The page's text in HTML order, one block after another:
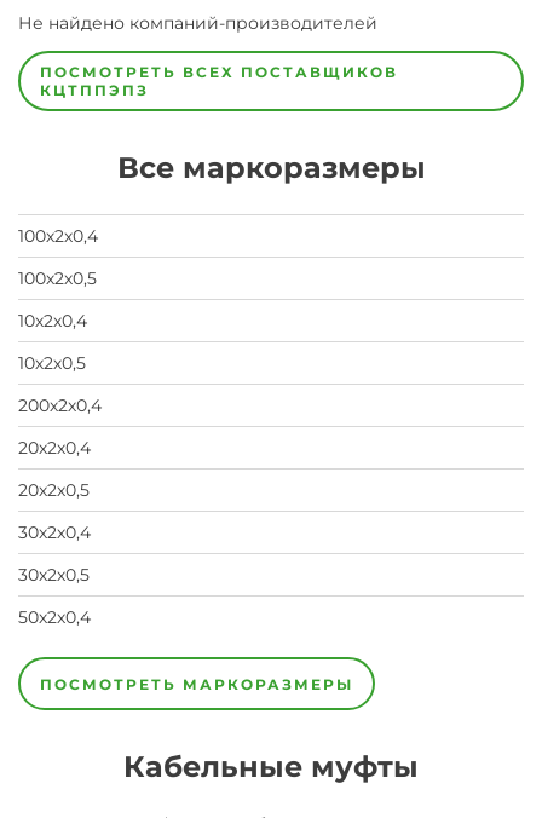
ЗаводЗавод-
предпочел
скрыть
свои
Не найдено компаний-производителей
ПОСМОТРЕТЬ ВСЕХ ПОСТАВЩИКОВ
КЦТППЭПЗ
Все маркоразмеры
100х2х0,4
100х2х0,5
10х2х0,4
10х2х0,5
200х2х0,4
20х2х0,4
20х2х0,5
30х2х0,4
30х2х0,5
50х2х0,4
50х2х0,5
5х2х0,5
600х2х0,4
ПОСМОТРЕТЬ МАРКОРАЗМЕРЫ
Кабельные муфты